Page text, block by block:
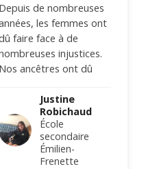
de nombreuses
les femmes ont
faire face à de
injustices.
ancêtres ont dû
indéniable. Elles…
Justine
Robichaud
École
secondaire
Émilien-
Frenette